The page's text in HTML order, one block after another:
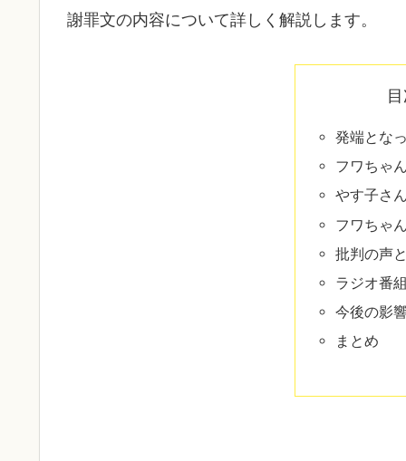
謝罪文の内容について詳しく解説します。
発端とな
フワちゃ
やす子さ
フワちゃ
批判の声
ラジオ番
今後の影
まとめ